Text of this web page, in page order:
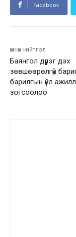
Facebook
өмнөх нийтлэл
Баянгол дүүрэг дэх
зөвшөөрөлгүй
барилгын үйл
зогсоолоо